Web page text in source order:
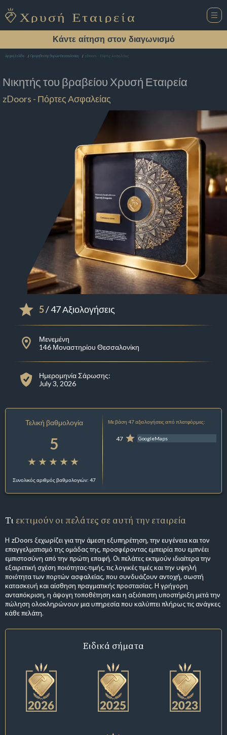
Κάντε αίτηση στον διαγωνισμό
Αρχική Σελίδα Προμηθευτής θυρών Θεσσαλονίκη zDoors - Πόρτες Ασφαλείας
Νικητής του βραβείου Χρυσή Εταιρεία
zDoors - Πόρτες Ασφαλείας
5/ 47 Αξιολογήσεις
Μενεμένη
146 Μοναστηρίου Θεσσαλονίκη
Ημερομηνία Σάρωσης:
July 3, 2026
Τελική βαθμολογία
5
Συνολικός αριθμός βαθμολογιών: 47
Με βάση 47 αξιολογήσεις από πλατφόρμες:
47 GoogleMaps
Τι εκτιμούν οι πελάτες σε αυτή την εταιρεία
Η zDoors ξεχωρίζει για την άμεση εξυπηρέτηση, την ευγένεια και τον
επαγγελματισμό της ομάδας της, προσφέροντας εμπειρία που εμπνέει
εμπιστοσύνη από την πρώτη επαφή. Οι πελάτες εκτιμούν ιδιαίτερα την
εξαιρετική σχέση ποιότητας-τιμής, τις λογικές τιμές και την υψηλή
ποιότητα των πορτών ασφαλείας, που συνδυάζουν αντοχή, σωστή
κατασκευή και αίσθηση πραγματικής προστασίας. Η γρήγορη
ανταπόκριση, η άψογη τοποθέτηση και η αξιόπιστη υποστήριξη μετά την
πώληση ολοκληρώνουν μια υπηρεσία που καλύπτει πλήρως τις ανάγκες
κάθε πελάτη.
Ειδικά σήματα